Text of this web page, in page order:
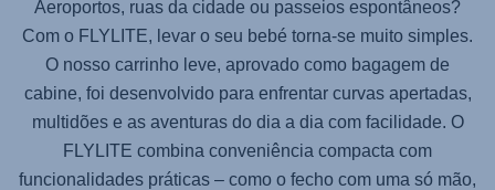
Aeroportos, ruas da cidade ou passeios espontâneos?
Com o FLYLITE, levar o seu bebé torna-se muito simples.
O nosso carrinho leve, aprovado como bagagem de
cabine, foi desenvolvido para enfrentar curvas apertadas,
multidões e as aventuras do dia a dia com facilidade. O
FLYLITE combina conveniência compacta com
funcionalidades práticas – como o fecho com uma só mão,